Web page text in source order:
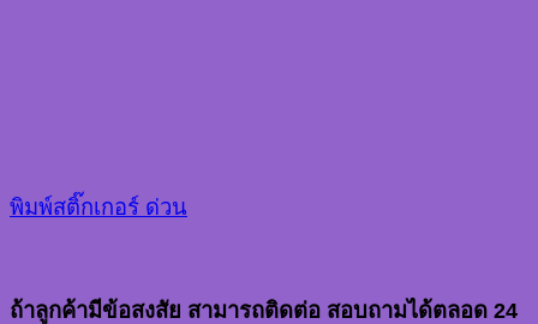
พิมพ์สติ๊กเกอร์ ด่วน
ถ้าลูกค้ามีข้อสงสัย สามารถติดต่อ สอบถามได้ตลอด 24